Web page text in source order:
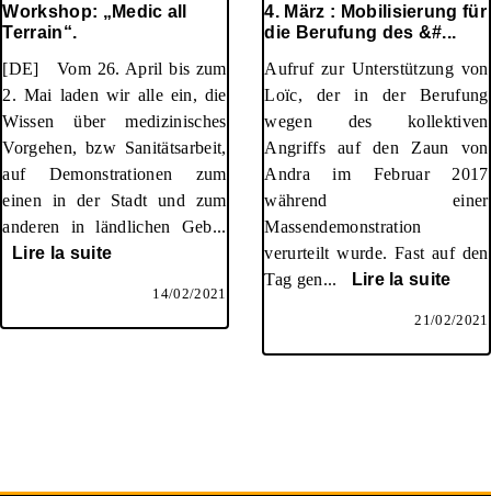
Workshop: „Medic all
Terrain“.
[DE] Vom 26. April bis zum
2. Mai laden wir alle ein, die
Wissen über medizinisches
Vorgehen, bzw Sanitätsarbeit,
auf Demonstrationen zum
einen in der Stadt und zum
anderen in ländlichen Geb...
Lire la suite
14/02/2021
4. März : Mobilisierung für
die Berufung des &#...
Aufruf zur Unterstützung von
Loïc, der in der Berufung
wegen des kollektiven
Angriffs auf den Zaun von
Andra im Februar 2017
während einer
Massendemonstration
verurteilt wurde. Fast auf den
Tag gen...
Lire la suite
21/02/2021